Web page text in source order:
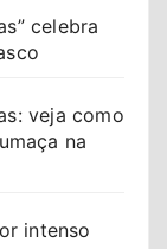
celebra
veja como
na
intenso